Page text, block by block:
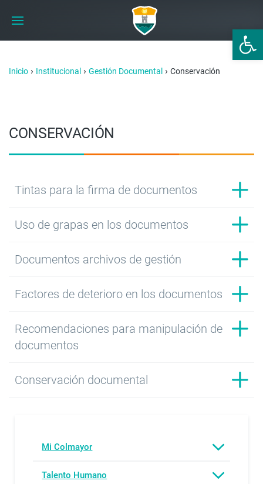
Abrir
Inicio › Institucional › Gestión Documental › Conservación
CONSERVACIÓN
Tintas para la firma de documentos
Uso de grapas en los documentos
Documentos archivos de gestión
Factores de deterioro en los documentos
Recomendaciones para manipulación de
documentos
Conservación documental
Mi Colmayor
Talento Humano